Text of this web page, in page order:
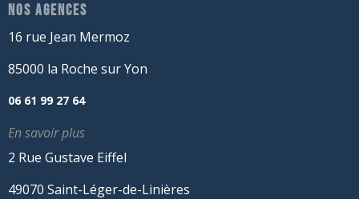
NOS AGENCES
16 rue Jean Mermoz
85000 la Roche sur Yon
06 61 99 27 64
En savoir plus
2 Rue Gustave Eiffel
49070 Saint-Léger-de-Linières